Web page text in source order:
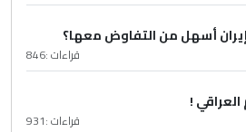
إيران أسهل من التفاوض معها؟
قراءات :846
!
قراءات :931